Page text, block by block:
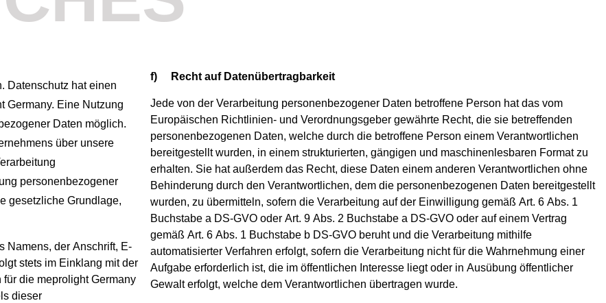
Datenschutz hat einen
Germany. Eine Nutzung
Daten möglich.
über unsere
personenbezogener
gesetzliche Grundlage,
Namens, der Anschrift, E-
stets im Einklang mit der
die meprolight Germany
dieser
f) Recht auf Datenübertragbarkeit
Jede von der Verarbeitung personenbezogener Daten betroffene Person hat das vom
Europäischen Richtlinien- und Verordnungsgeber gewährte Recht, die sie betreffenden
personenbezogenen Daten, welche durch die betroffene Person einem Verantwortlichen
bereitgestellt wurden, in einem strukturierten, gängigen und maschinenlesbaren Format zu
erhalten. Sie hat außerdem das Recht, diese Daten einem anderen Verantwortlichen ohne
Behinderung durch den Verantwortlichen, dem die personenbezogenen Daten bereitgestellt
wurden, zu übermitteln, sofern die Verarbeitung auf der Einwilligung gemäß Art. 6 Abs. 1
Buchstabe a DS-GVO oder Art. 9 Abs. 2 Buchstabe a DS-GVO oder auf einem Vertrag
gemäß Art. 6 Abs. 1 Buchstabe b DS-GVO beruht und die Verarbeitung mithilfe
automatisierter Verfahren erfolgt, sofern die Verarbeitung nicht für die Wahrnehmung einer
Aufgabe erforderlich ist, die im öffentlichen Interesse liegt oder in Ausübung öffentlicher
Gewalt erfolgt, welche dem Verantwortlichen übertragen wurde.